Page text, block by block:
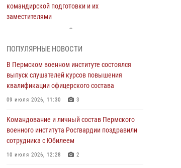
командирской подготовки и их
заместителями
В Пермском военном институте прошли
учебно-методические сборы с
руководителями групп военно-политической
подготовки
23 июля 2026, 12:00 12
В Пермском военном институте на кафедре
тактики служебно-боевого применения войск
национальной гвардии Российской
посвящённая войскам правопорядка
ПОПУЛЯРНЫЕ НОВОСТИ
В Пермском военном институте состоялся
выпуск слушателей курсов повышения
квалификации офицерского состава
09 июля 2026, 11:30 3
Командование и личный состав Пермского
военного института Росгвардии поздравили
сотрудника с Юбилеем
10 июля 2026, 12:28 2